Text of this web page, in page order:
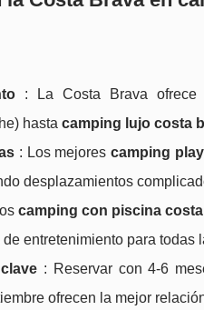
: La Costa Brava ofrece
hasta camping lujo costa
: Los mejorescamping
desplazamientos
camping con piscina
entretenimiento para todas
: Reservar con 4-6
ofrecen la mejor